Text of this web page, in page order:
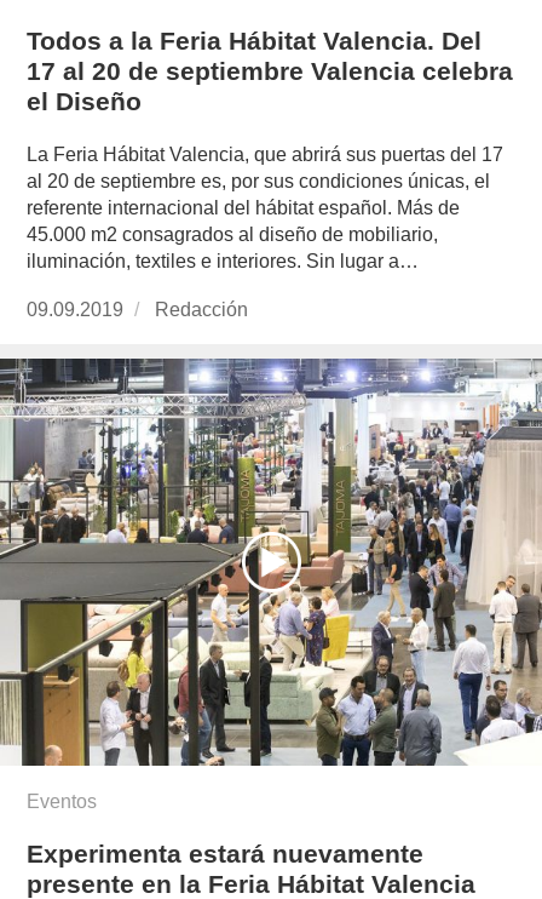
Todos a la Feria Hábitat Valencia. Del
17 al 20 de septiembre Valencia celebra
el Diseño
La Feria Hábitat Valencia, que abrirá sus puertas del 17
al 20 de septiembre es, por sus condiciones únicas, el
referente internacional del hábitat español. Más de
45.000 m2 consagrados al diseño de mobiliario,
iluminación, textiles e interiores. Sin lugar a…
Publicado
09.09.2019 https://www.experimenta.es/author/redaccion/
Redacción
Eventos
Experimenta estará nuevamente
presente en la Feria Hábitat Valencia